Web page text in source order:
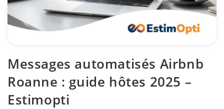
Messages automatisés Airbnb
Roanne : guide hôtes 2025 –
Estimopti